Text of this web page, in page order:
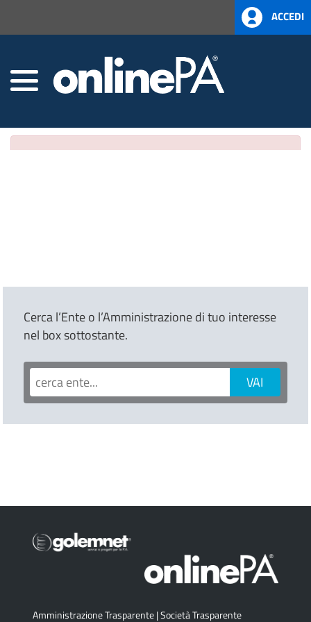
ACCEDI
×
Attenzione!Modulo non attivo
Cerca l’Ente o l’Amministrazione di tuo interesse
nel box sottostante.
Amministrazione Trasparente|Società Trasparente